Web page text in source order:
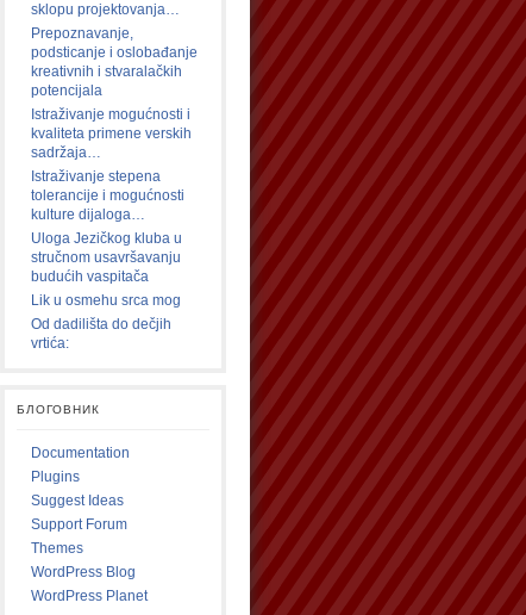
sklopu projektovanja…
Prepoznavanje,
podsticanje i oslobađanje
kreativnih i stvaralačkih
potencijala
Istraživanje mogućnosti i
kvaliteta primene verskih
sadržaja…
Istraživanje stepena
tolerancije i mogućnosti
kulture dijaloga…
Uloga Jezičkog kluba u
stručnom usavršavanju
budućih vaspitača
Lik u osmehu srca mog
Od dadilišta do dečjih
vrtića:
БЛОГОВНИК
Documentation
Plugins
Suggest Ideas
Support Forum
Themes
WordPress Blog
WordPress Planet